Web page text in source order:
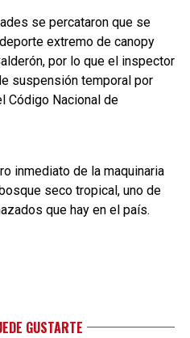
se percataron que se
extremo de canopy
por lo que el inspector
suspensión temporal por
Código Nacional de
inmediato de la maquinaria
seco tropical, uno de
que hay en el país.
GUSTARTE